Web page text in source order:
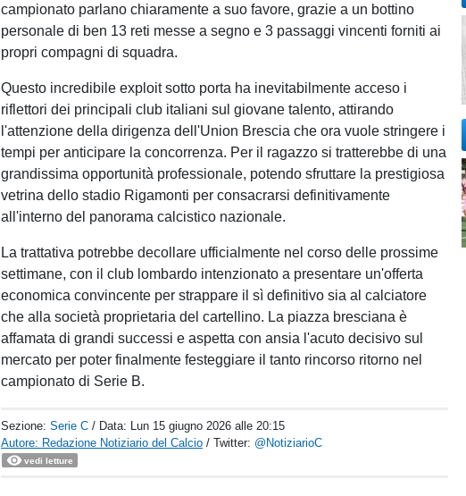
campionato parlano chiaramente a suo favore, grazie a un bottino
personale di ben 13 reti messe a segno e 3 passaggi vincenti forniti ai
propri compagni di squadra.
Questo incredibile exploit sotto porta ha inevitabilmente acceso i
riflettori dei principali club italiani sul giovane talento, attirando
l'attenzione della dirigenza dell'Union Brescia che ora vuole stringere i
tempi per anticipare la concorrenza. Per il ragazzo si tratterebbe di una
grandissima opportunità professionale, potendo sfruttare la prestigiosa
vetrina dello stadio Rigamonti per consacrarsi definitivamente
all'interno del panorama calcistico nazionale.
La trattativa potrebbe decollare ufficialmente nel corso delle prossime
settimane, con il club lombardo intenzionato a presentare un'offerta
economica convincente per strappare il sì definitivo sia al calciatore
che alla società proprietaria del cartellino. La piazza bresciana è
affamata di grandi successi e aspetta con ansia l'acuto decisivo sul
mercato per poter finalmente festeggiare il tanto rincorso ritorno nel
campionato di Serie B.
Sezione:Serie C / Data: Lun 15 giugno 2026 alle 20:15
Autore: Redazione Notiziario del Calcio / Twitter: @NotiziarioC
vedi letture